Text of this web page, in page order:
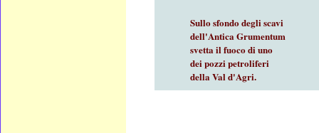
Sullo sfondo degli scavi
dell'Antica Grumentum
svetta il fuoco di uno
dei pozzi petroliferi
della Val d'Agri.